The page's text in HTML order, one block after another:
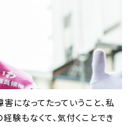
になってたっていうこと、私
験もなくて、気付くことでき